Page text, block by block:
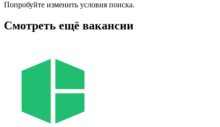
Попробуйте изменить условия поиска.
Смотреть ещё вакансии